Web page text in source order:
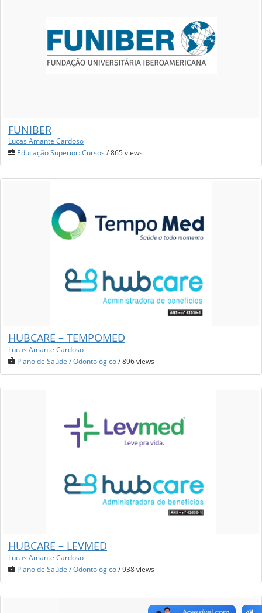
FUNIBER
Lucas Amante Cardoso
Educação Superior: Cursos / 865 views
HUBCARE – TEMPOMED
Lucas Amante Cardoso
Plano de Saúde / Odontológico/ 896 views
HUBCARE – LEVMED
Lucas Amante Cardoso
Plano de Saúde / Odontológico/ 938 views